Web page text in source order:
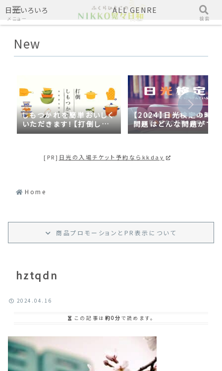
日光いろいろ ALL GENRE
New
しもつかれを簡単おいしく
いただきます！【打倒しも
つかれｓｅａｓｏｎ２】
【2024】日光検定の時事
問題はどんな問題がでる
の？2023年の時事問題
[PR] 日光の入場チケット予約ならkkday
Home
商品プロモーション と PR 表示 について
hztqdn
2024.04.16
この記事は 約0分 で読めます。
メニュー 検索